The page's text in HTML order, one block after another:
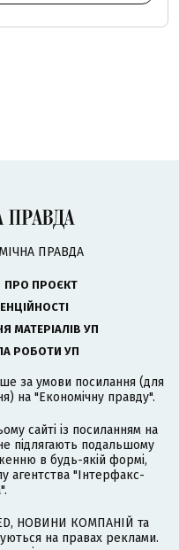
ПРАВДА
ПРО ПРОЄКТ
МАТЕРІАЛІВ УП
РОБОТИ УП
за умови посилання (для
на "Економічну правду".
сайті із посиланням на
підлягають подальшому
в будь-якій формі,
агентства "Інтерфакс-
НОВИНИ КОМПАНІЙ та
на правах реклами.